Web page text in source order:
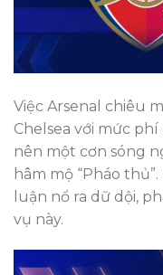
Việc Arsenal chiêu
Chelsea với mức
nên một cơn sóng
hâm mộ “Pháo
luận nổ ra dữ dội,
vụ này.